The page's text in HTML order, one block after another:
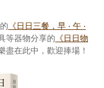
《日日三餐，早 ‧ 午 ‧
等器物分享的 《日日物
盡在此中，歡迎捧場！